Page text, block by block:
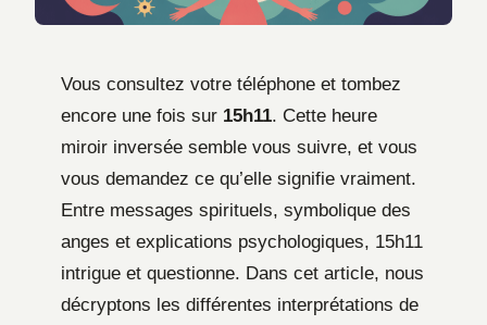
Vous consultez votre téléphone et tombez
encore une fois sur 15h11. Cette heure
miroir inversée semble vous suivre, et vous
vous demandez ce qu’elle signifie vraiment.
Entre messages spirituels, symbolique des
anges et explications psychologiques, 15h11
intrigue et questionne. Dans cet article, nous
décryptons les différentes interprétations de